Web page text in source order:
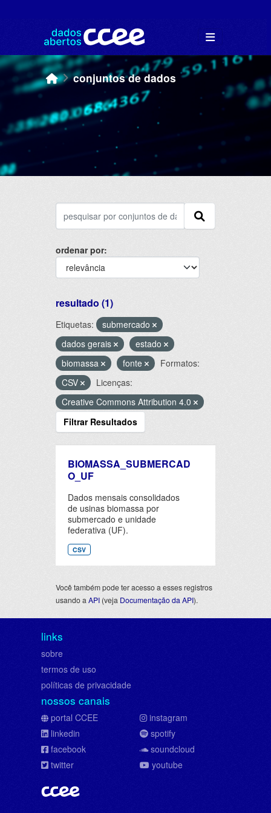
conjuntos de dados
ordenar por
resultado (1)
Etiquetas:
submercado
dados gerais
estado
biomassa
fonte
Formatos:
CSV
Licenças:
Creative Commons Attribution 4.0
Filtrar Resultados
BIOMASSA_SUBMERCAD
O_UF
Dados mensais consolidados
de usinas biomassa por
submercado e unidade
federativa (UF).
CSV
Você também pode ter acesso a esses registros
usando a API (veja Documentação da API).
links
sobre
termos de uso
políticas de privacidade
nossos canais
portal CCEE
linkedin
facebook
twitter
instagram
spotify
soundcloud
youtube